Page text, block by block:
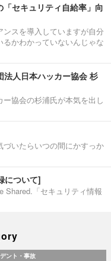
セキュリティ自給率」向
スを導入していますが自分
かわかっていないんじゃな
法人日本ハッカー協会 杉
協会の杉浦氏が本気を出し
いたらいつの間にかすっか
について]
Shared.「セキュリティ情報
ント・事故